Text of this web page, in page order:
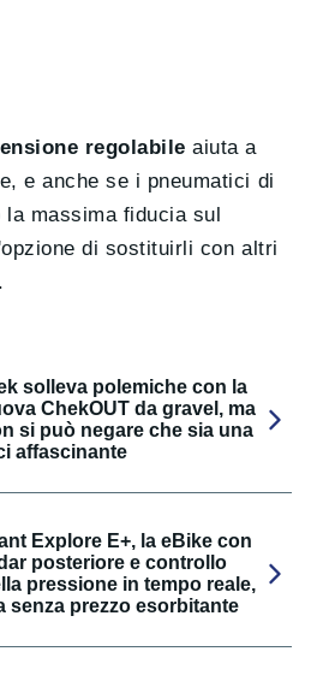
regolabile aiuta a
e anche se i pneumatici di
massima fiducia sul
di sostituirli con altri
solleva polemiche con la
ChekOUT da gravel, ma
si può negare che sia una
affascinante
Explore E+, la eBike con
posteriore e controllo
pressione in tempo reale,
senza prezzo esorbitante